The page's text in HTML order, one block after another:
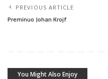
PREVIOUS ARTICLE
Preminuo Johan Krojf
You Might Also Enjoy